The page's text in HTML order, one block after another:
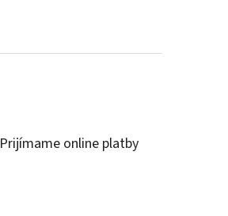
Prijímame online platby